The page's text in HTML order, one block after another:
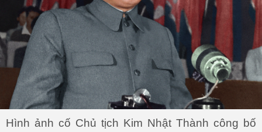
Hình ảnh cố Chủ tịch Kim Nhật Thành công bố